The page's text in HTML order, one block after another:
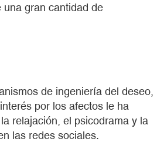
gran cantidad de
de ingeniería del deseo,
por los afectos le ha
relajación, el psicodrama y la
las redes sociales.